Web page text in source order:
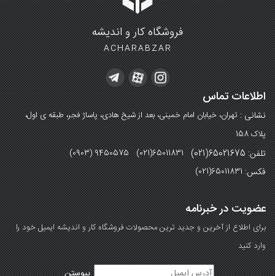
فروشگاه کار و اندیشه
ACHARABZAR
اطلاعات تماس
نشانی :تهران، خیابان امام خمینی، بعد از شیخ هادی، پاساژ فجر، طبقه ی اول،
پلاک 158
تلفن: 65021675(021) (0903) 9450575 (021)65011831
فکس:(021)65011831
عضویت در خبرنامه
برای اطلاع از آخرین و جدید ترین محصولات فروشگاه کار و اندیشه ایمیل خود را
وارد کنید